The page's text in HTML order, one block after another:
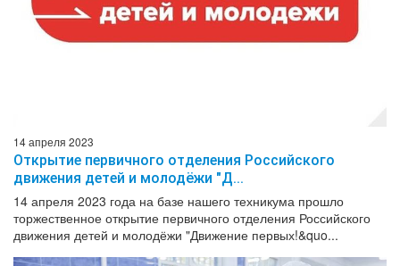
14 апреля 2023
Открытие первичного отделения Российского
движения детей и молодёжи "Д...
14 апреля 2023 года на базе нашего техникума прошло
торжественное открытие первичного отделения Российского
движения детей и молодёжи "Движение первых!&quo...